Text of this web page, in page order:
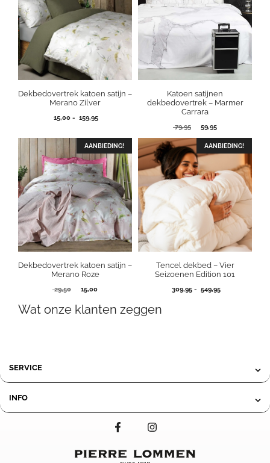
Dekbedovertrek katoen satijn –
Merano Zilver
15,00 - 159,95Prijsklasse:
tot
159,95
Katoen satijnen
dekbedovertrek – Marmer
Carrara
79,95
Oorspronkelijke
was:
79,95.
59,95Huidige
is:
59,95.
AANBIEDING!
Dekbedovertrek katoen satijn –
Merano Roze
29,50
Oorspronkelijke
was:
15,00Huidige
is:
AANBIEDING!
Tencel dekbed – Vier
Seizoenen Edition 101
309,95 - 549,95Prijsklasse:
Wat onze klanten zeggen
SERVICE
INFO